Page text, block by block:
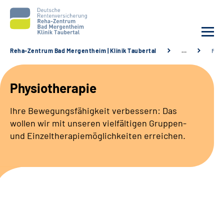
Unsere Klinik
Unsere Angebote
Service
Reha-Zentrum Bad Mergentheim | Klinik Taubertal …
Physiotherapie
Ihre Bewegungsfähigkeit verbessern: Das
wollen wir mit unseren vielfältigen Gruppen-
und Einzeltherapiemöglichkeiten erreichen.